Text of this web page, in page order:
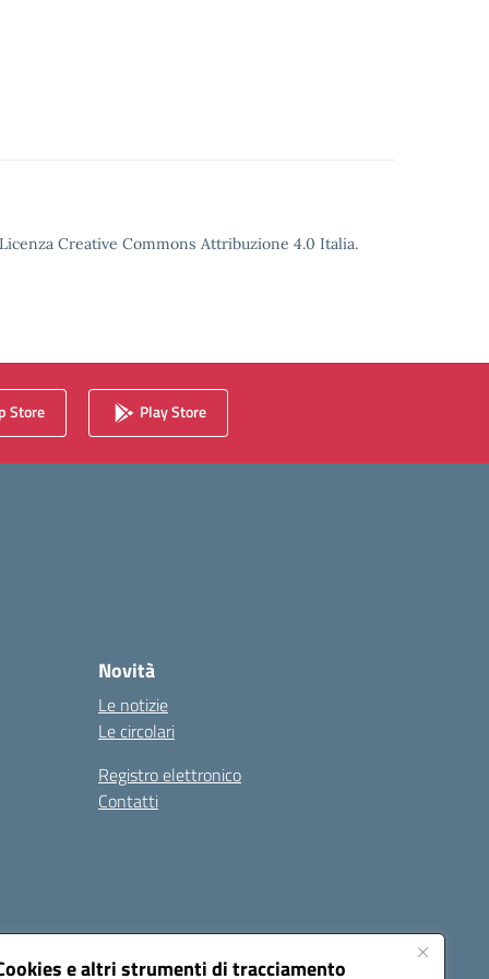
e altri strumenti di tracciamento
Creative Commons Attribuzione 4.0 Italia.
Store Play Store
Novità
Le notizie
Le circolari
Registro elettronico
Contatti